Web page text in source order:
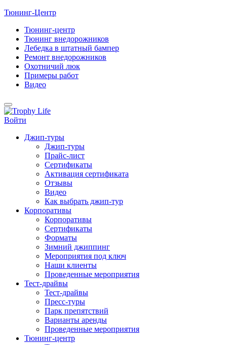
Тюнинг-Центр
Тюнинг-центр
Тюнинг внедорожников
Лебедка в штатный бампер
Ремонт внедорожников
Охотничий люк
Примеры работ
Видео
Войти
Джип-туры
Джип-туры
Прайс-лист
Сертификаты
Активация сертификата
Отзывы
Видео
Как выбрать джип-тур
Корпоративы
Корпоративы
Сертификаты
Форматы
Зимний джиппинг
Мероприятия под ключ
Наши клиенты
Проведенные мероприятия
Тест-драйвы
Тест-драйвы
Пресс-туры
Парк препятствий
Варианты аренды
Проведенные мероприятия
Тюнинг-центр